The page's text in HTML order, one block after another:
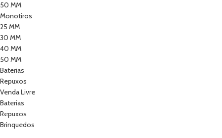
50 MM
Monotiros
25 MM
30 MM
40 MM
50 MM
Baterias
Repuxos
Venda Livre
Baterias
Repuxos
Brinquedos